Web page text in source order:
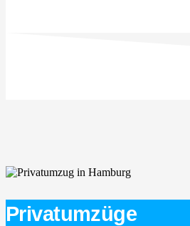
Privatumzüge